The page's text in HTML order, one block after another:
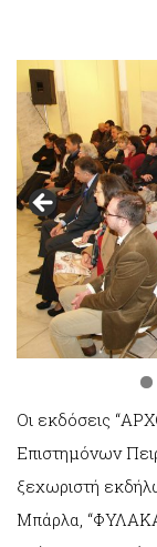
Οι εκδόσεις
Επιστημόνων
ξεχωριστή
Μπάρλα,